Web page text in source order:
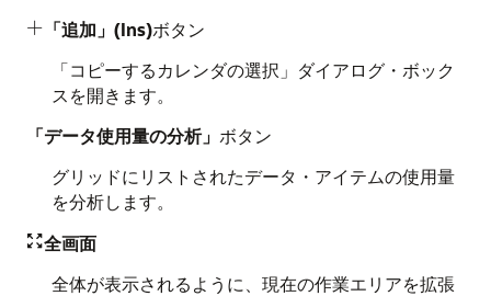
 「追加」(Ins)ボタン
「コピーするカレンダの選択」ダイアログ・ボック
スを開きます。
「データ使用量の分析」 ボタン
グリッドにリストされたデータ・アイテムの使用量
を分析します。
全画面
全体が表示されるように、現在の作業エリアを拡張